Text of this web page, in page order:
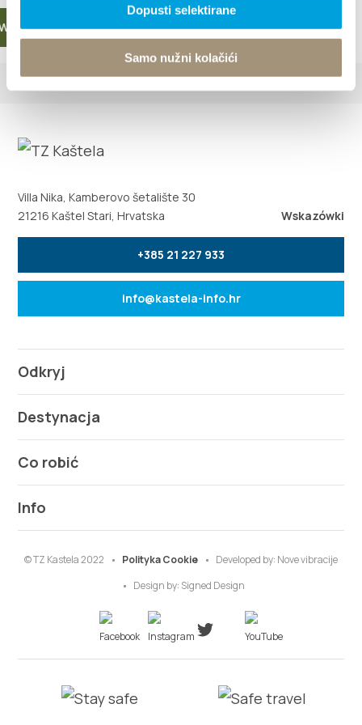
Dopusti selektirane
Samo nužni kolačići
Villa Nika, Kamberovo šetalište 30
21216 Kaštel Stari, Hrvatska
Wskazówki
+385 21 227 933
info@kastela-info.hr
Odkryj
Destynacja
Co robić
Info
© TZ Kastela 2022 Polityka Cookie Developed by: Nove vibracije
Design by: Signed Design